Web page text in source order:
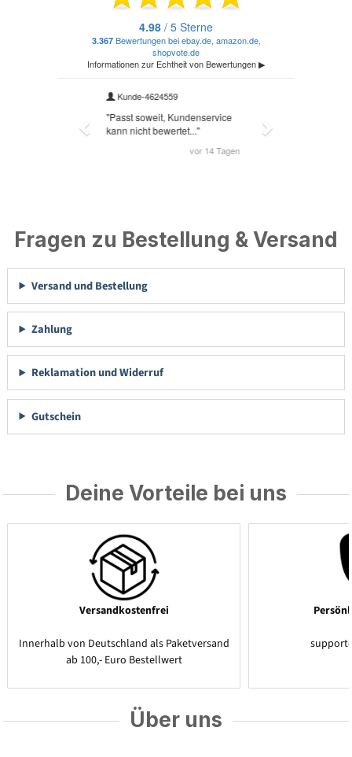
Fragen zu Bestellung & Versand
Versand und Bestellung
Zahlung
Reklamation und Widerruf
Gutschein
Deine Vorteile bei uns
Versandkostenfrei
Innerhalb von Deutschland als Paketversand
ab 100,- Euro Bestellwert
Über uns